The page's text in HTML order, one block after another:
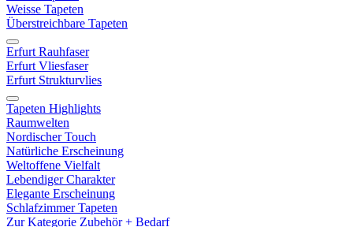
Weisse Tapeten
Überstreichbare Tapeten
Erfurt Rauhfaser
Erfurt Vliesfaser
Erfurt Strukturvlies
Tapeten Highlights
Raumwelten
Nordischer Touch
Natürliche Erscheinung
Weltoffene Vielfalt
Lebendiger Charakter
Elegante Erscheinung
Schlafzimmer Tapeten
Zur Kategorie Zubehör + Bedarf